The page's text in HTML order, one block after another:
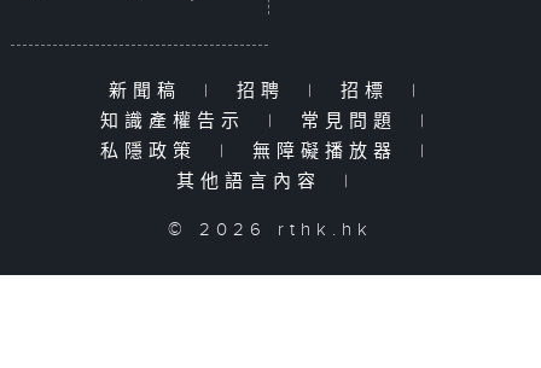
新聞稿 | 招聘 | 招標
|
知識產權告示
| 常見問題
|
私隱政策
| 無障礙播放器
|
其他語言內容
|
© 2026 rthk.hk